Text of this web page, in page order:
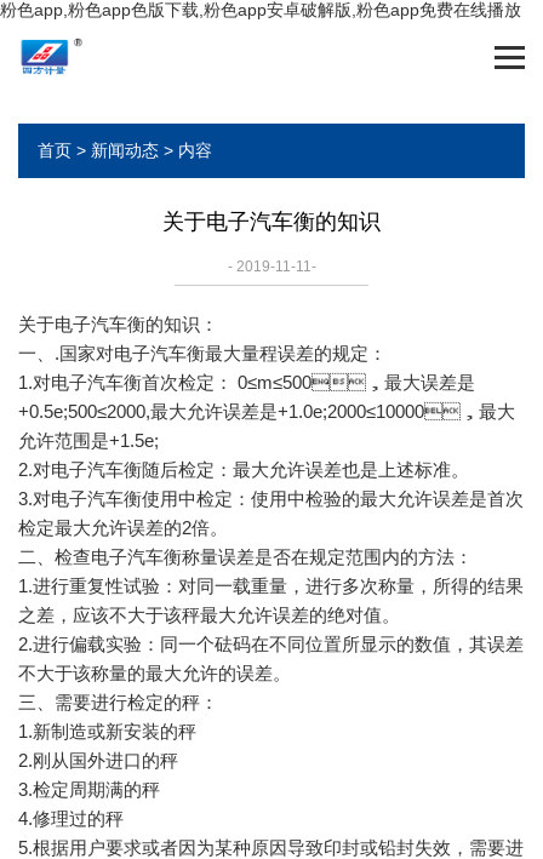
粉色app,粉色app色版下载,粉色app安卓破解版,粉色app免费在线播放
首页 > 新闻动态 > 内容
关于电子汽车衡的知识
- 2019-11-11-
关于电子汽车衡的知识：
一、.国家对电子汽车衡最大量程误差的规定：
1.对电子汽车衡首次检定： 0≤m≤500，最大误差是
+0.5e;500≤2000,最大允许误差是+1.0e;2000≤10000，最大
允许范围是+1.5e;
2.对电子汽车衡随后检定：最大允许误差也是上述标准。
3.对电子汽车衡使用中检定：使用中检验的最大允许误差是首次
检定最大允许误差的2倍。
二、检查电子汽车衡称量误差是否在规定范围内的方法：
1.进行重复性试验：对同一载重量，进行多次称量，所得的结果
之差，应该不大于该秤最大允许误差的绝对值。
2.进行偏载实验：同一个砝码在不同位置所显示的数值，其误差
不大于该称量的最大允许的误差。
三、需要进行检定的秤：
1.新制造或新安装的秤
2.刚从国外进口的秤
3.检定周期满的秤
4.修理过的秤
5.根据用户要求或者因为某种原因导致印封或铅封失效，需要进